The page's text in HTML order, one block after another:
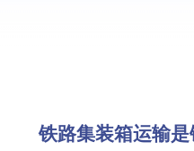
铁路集装箱运输是